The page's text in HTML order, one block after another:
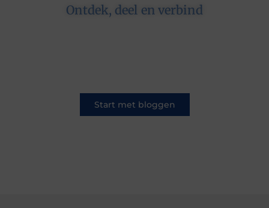
Ontdek, deel en verbind
Start met bloggen